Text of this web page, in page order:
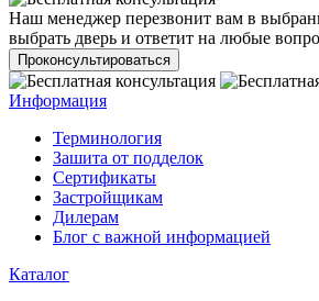
Наш менеджер перезвонит вам в
выбрать дверь и ответит на любые
Проконсультироваться
Информация
Терминология
Зашита от подделок
Сертификаты
Застройщикам
Дилерам
Блог с важной информацией
Каталог